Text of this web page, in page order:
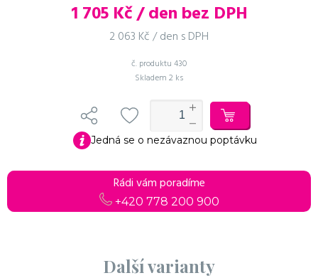
1 705Kč / den bez DPH
2 063 Kč / den s DPH
č. produktu 430
Skladem 2 ks
Jedná se o nezávaznou poptávku
Rádi vám poradíme
+420 778 200 900
Další varianty